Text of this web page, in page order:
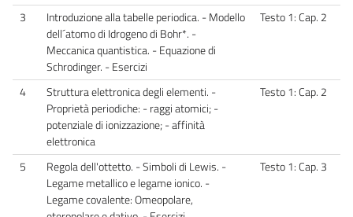
3
Introduzione alla tabelle periodica. - Modello
dell´atomo di Idrogeno di Bohr*. -
Meccanica quantistica. - Equazione di
Schrodinger. - Esercizi
Testo 1: Cap. 2
4
Struttura elettronica degli elementi. -
Proprietà periodiche: - raggi atomici; -
potenziale di ionizzazione; - affinità
elettronica
Testo 1: Cap. 2
5
Regola dell'ottetto. - Simboli di Lewis. -
Legame metallico e legame ionico. -
Legame covalente: Omeopolare,
Testo 1: Cap. 3